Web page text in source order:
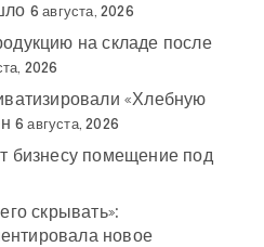
6 августа, 2026
на складе после
2026
«Хлебную
6 августа, 2026
бизнесу помещение под
скрывать»:
новое